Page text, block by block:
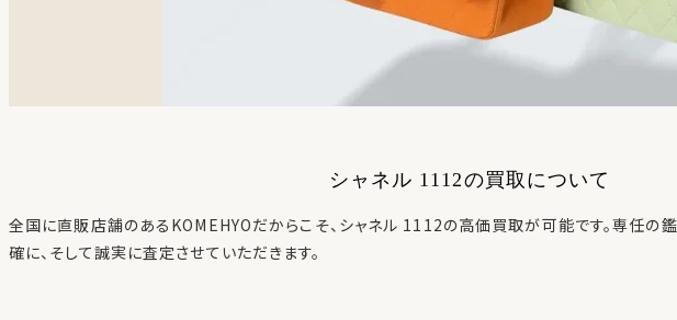
シャネル 1112の買取について
全国に直販店舗のあるKOMEHYOだからこそ、 シャネル 1112の高価買取が可能です。専任の
確に、そして誠実に査定させていただきます。